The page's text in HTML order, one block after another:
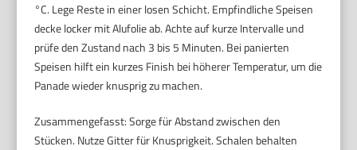
°C. Lege Reste in einer losen Schicht. Empfindliche Speisen
decke locker mit Alufolie ab. Achte auf kurze Intervalle und
prüfe den Zustand nach 3 bis 5 Minuten. Bei panierten
Speisen hilft ein kurzes Finish bei höherer Temperatur, um die
Panade wieder knusprig zu machen.
Zusammengefasst: Sorge für Abstand zwischen den
Stücken. Nutze Gitter für Knusprigkeit. Schalen behalten